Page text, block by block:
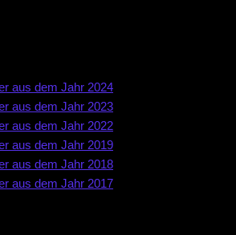
aus dem Jahr 2024
aus dem Jahr 2023
aus dem Jahr 2022
aus dem Jahr 2019
aus dem Jahr 2018
aus dem Jahr 2017